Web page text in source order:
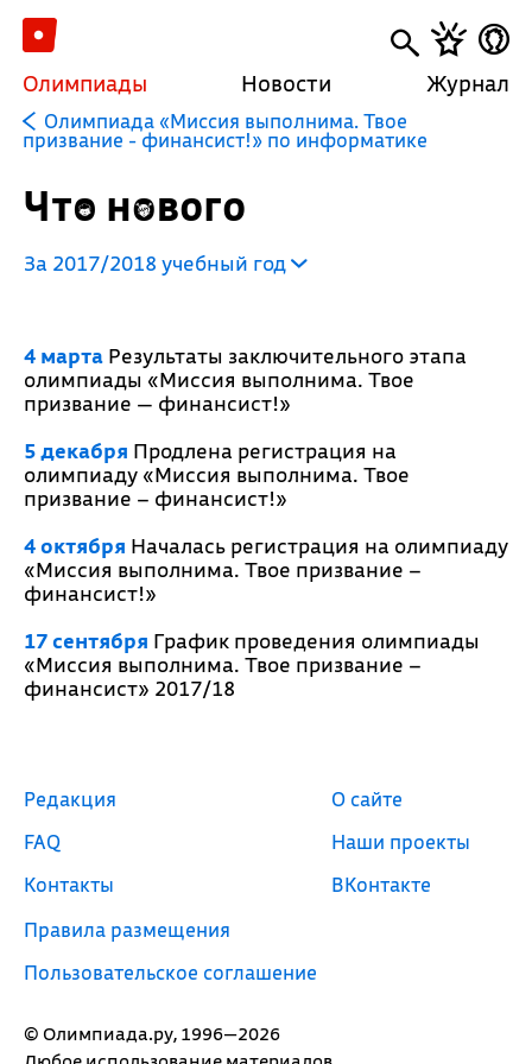
Олимпиады Новости Журнал
Олимпиада «Миссия выполнима. Твое
призвание - финансист!» по информатике
Что нового
За 2017/2018 учебный год
4 мартаРезультаты заключительного этапа
олимпиады «Миссия выполнима. Твое
призвание — финансист!»
5 декабря Продлена регистрация на
олимпиаду «Миссия выполнима. Твое
призвание – финансист!»
4 октября Началась регистрация на олимпиаду
«Миссия выполнима. Твое призвание –
финансист!»
17 сентября График проведения олимпиады
«Миссия выполнима. Твое призвание –
финансист» 2017/18
© Олимпиада.ру, 1996—2026
Редакция
FAQ
Контакты
Правила размещения
Пользовательское соглашение
О сайте
Наши проекты
ВКонтакте